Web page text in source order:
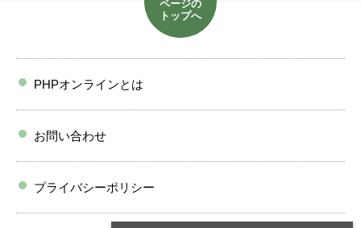
ページの
トップへ
PHPオンラインとは
お問い合わせ
プライバシーポリシー